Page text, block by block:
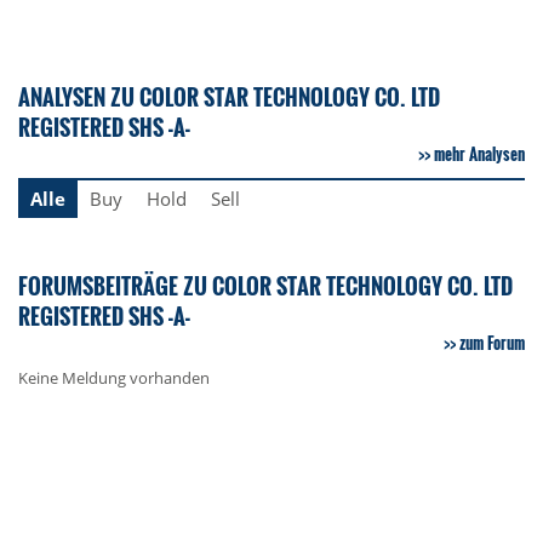
ANALYSEN ZU COLOR STAR TECHNOLOGY CO. LTD
REGISTERED SHS -A-
mehr Analysen
Alle
Buy Hold Sell
FORUMSBEITRÄGE ZU COLOR STAR TECHNOLOGY CO. LTD
REGISTERED SHS -A-
zum Forum
Keine Meldung vorhanden